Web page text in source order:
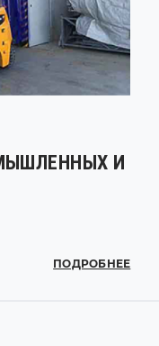
И
ПОДРОБНЕЕ